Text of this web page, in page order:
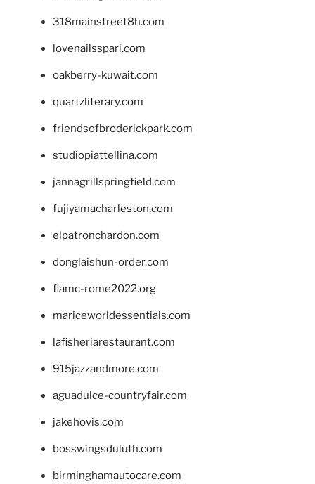
318mainstreet8h.com
lovenailsspari.com
oakberry-kuwait.com
quartzliterary.com
friendsofbroderickpark.com
studiopiattellina.com
jannagrillspringfield.com
fujiyamacharleston.com
elpatronchardon.com
donglaishun-order.com
fiamc-rome2022.org
mariceworldessentials.com
lafisheriarestaurant.com
915jazzandmore.com
aguadulce-countryfair.com
jakehovis.com
bosswingsduluth.com
birminghamautocare.com